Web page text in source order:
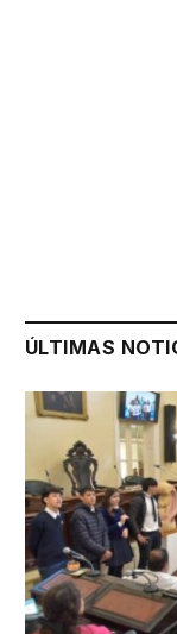
ÚLTIMAS